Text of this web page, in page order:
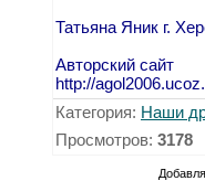
Татьяна Яник г.
Авторский сайт
http://
Категория: Наши
Просмотров: 3178